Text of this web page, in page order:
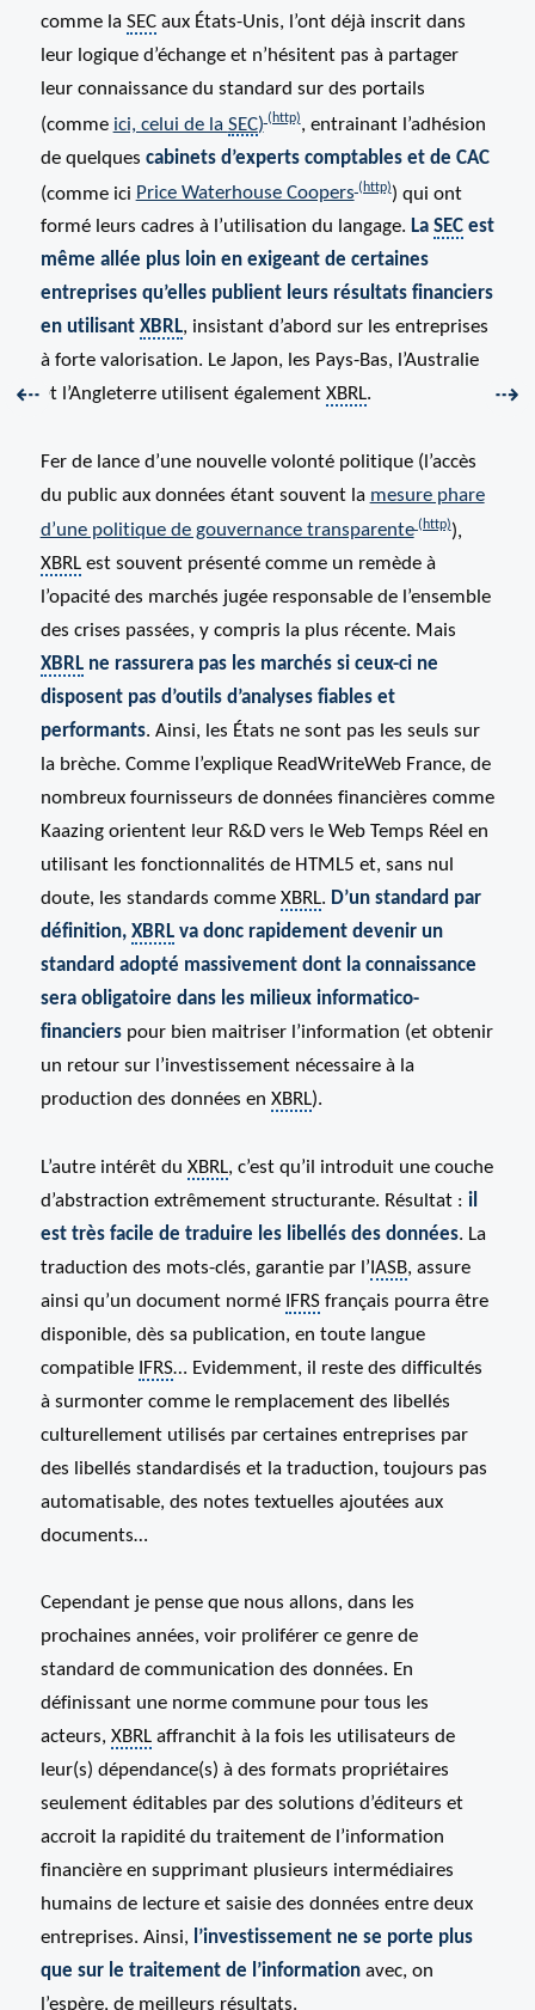
comme la SECaux États-Unis, l’ont déjà inscrit dans
leur logique d’échange et n’hésitent pas à partager
leur connaissance du standard sur des portails
(comme ici, celui de la SEC)
, entrainant l’adhésion
de quelques cabinets d’experts comptables et de CAC
(comme ici Price Waterhouse Coopers
) qui ont
formé leurs cadres à l’utilisation du langage. La SECest
même allée plus loin en exigeant de certaines
entreprises qu’elles publient leurs résultats financiers
en utilisant XBRL, insistant d’abord sur les entreprises
à forte valorisation. Le Japon, les Pays-Bas, l’Australie
et l’Angleterre utilisent également XBRL.
Fer de lance d’une nouvelle volonté politique (l’accès
du public aux données étant souvent la mesure phare
d’une politique de gouvernance transparente
),
XBRLest souvent présenté comme un remède à
l’opacité des marchés jugée responsable de l’ensemble
des crises passées, y compris la plus récente. Mais
XBRLne rassurera pas les marchés si ceux-ci ne
disposent pas d’outils d’analyses fiables et
performants. Ainsi, les États ne sont pas les seuls sur
la brèche. Comme l’explique ReadWriteWeb France, de
nombreux fournisseurs de données financières comme
Kaazing orientent leur R&D vers le Web Temps Réel en
utilisant les fonctionnalités de HTML5 et, sans nul
doute, les standards comme XBRL. D’un standard par
définition, XBRLva donc rapidement devenir un
standard adopté massivement dont la connaissance
sera obligatoire dans les milieux informatico-
financierspour bien maitriser l’information (et obtenir
un retour sur l’investissement nécessaire à la
production des données en XBRL).
L’autre intérêt du XBRL, c’est qu’il introduit une couche
d’abstraction extrêmement structurante. Résultat : il
est très facile de traduire les libellés des données. La
traduction des mots-clés, garantie par l’ IASB, assure
ainsi qu’un document normé IFRSfrançais pourra être
disponible, dès sa publication, en toute langue
compatible IFRS… Evidemment, il reste des difficultés
à surmonter comme le remplacement des libellés
culturellement utilisés par certaines entreprises par
des libellés standardisés et la traduction, toujours pas
automatisable, des notes textuelles ajoutées aux
documents…
Cependant je pense que nous allons, dans les
prochaines années, voir proliférer ce genre de
standard de communication des données. En
définissant une norme commune pour tous les
acteurs, XBRLaffranchit à la fois les utilisateurs de
leur(s) dépendance(s) à des formats propriétaires
seulement éditables par des solutions d’éditeurs et
accroit la rapidité du traitement de l’information
financière en supprimant plusieurs intermédiaires
humains de lecture et saisie des données entre deux
entreprises. Ainsi, l’investissement ne se porte plus
que sur le traitement de l’informationavec, on
l’espère, de meilleurs résultats.
Précédent :
⇠ ⇢